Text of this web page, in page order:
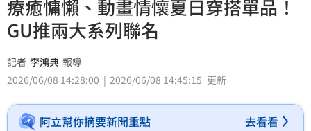
療癒慵懶、動畫情懷夏日穿搭單品！
GU推兩大系列聯名
記者 李鴻典 報導
2026/06/08 14:28:00
2026/06/08 14:45:15 更新
阿立幫你摘要新聞重點 去看看